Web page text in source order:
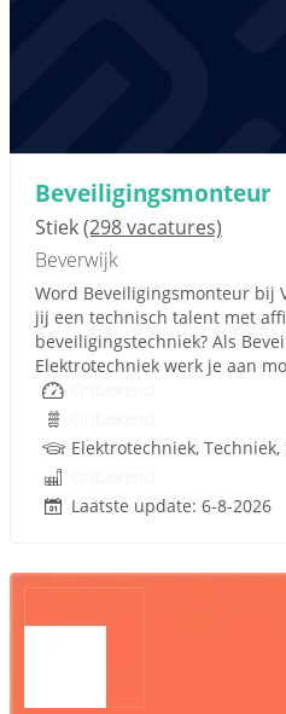
Beveiligingsmonteur
Stiek(298 vacatures)
Beverwijk
Word Beveiligingsmonteur bij
jij een technisch talent met
beveiligingstechniek? Als
Elektrotechniek werk je aan
Elektrotechniek,
Laatste update: 6-8-2026